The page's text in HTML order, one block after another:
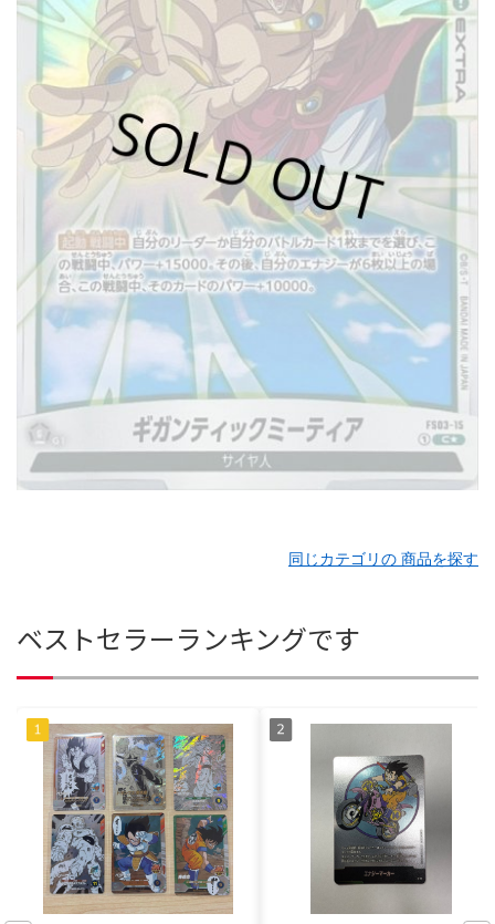
同じカテゴリの 商品を探す
ベストセラーランキングです